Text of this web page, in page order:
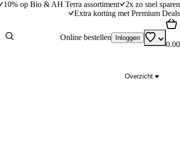
10% op Bio & AH Terra assortiment
2x zo snel sparen
Extra korting met Premium Deals
Online bestellen Inloggen
0.00
Overzicht